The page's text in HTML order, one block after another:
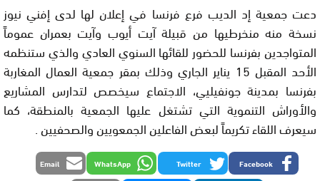
دعت جمعية إد الديب فرع فرنسا في إعلان لها لدى إفني نيوز
نسخة منه منخرطيها من قبيلة آيت أيوب وآيت بعمران عموماً
المتواجدين بفرنسا للحضور للقائها السنوي العادي والذي ستنظمه
الأحد المقبل 15 يناير الجاري وذلك بمقر جمعية العمال المغاربة
بفرنسا بمدينة جونفيليي، الاجتماع سيخصص لتدارس المشاريع
والأوراش التنموية التي تشتغل عليها الجمعية بالمنطقة، كما
سيعرف اللقاء تكريماً لبعض الفاعلين الجمعويين والصحفيين .
Facebook
Twitter
WhatsApp
Email